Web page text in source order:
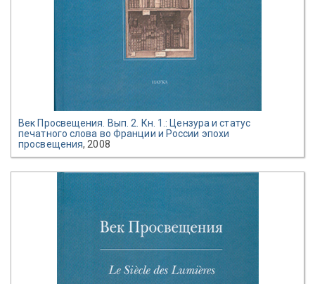
Век Просвещения. Вып. 2. Кн. 1.: Цензура и статус
печатного слова во Франции и России эпохи
просвещения, 2008